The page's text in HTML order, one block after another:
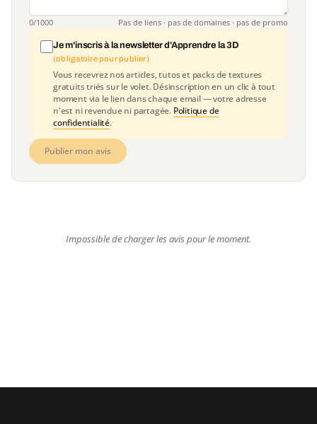
0/1000 Pas de liens · pas de domaines · pas de promo
Je m'inscris à la newsletter d'Apprendre la 3D
(obligatoire pour publier)
Vous recevrez nos articles, tutos et packs de textures
gratuits triés sur le volet. Désinscription en un clic à tout
moment via le lien dans chaque email — votre adresse
n'est ni revendue ni partagée. Politique de
confidentialité.
Publier mon avis
Impossible de charger les avis pour le moment.